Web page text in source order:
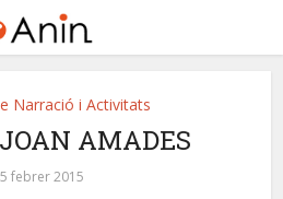
Narració i Activitats
AMADES
febrer 2015